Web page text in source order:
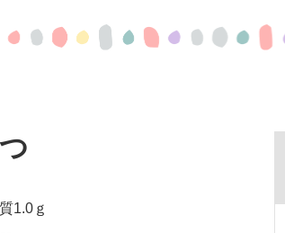
1.0ｇ